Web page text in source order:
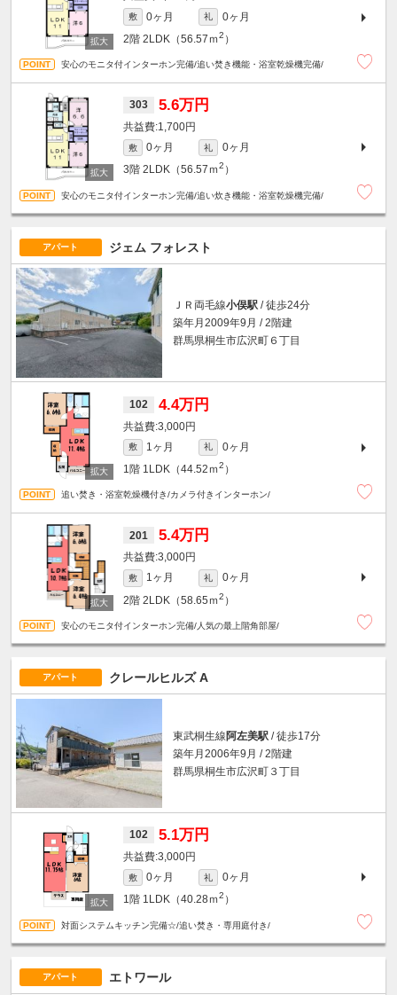
敷 0ヶ月 礼
0ヶ月
2階 2LDK（56.57ｍ2 ）
安心のモニタ付インターホン完備/追い焚き機能・浴室乾燥機完備/
303 5.6万円
1,700円
敷 0ヶ月 礼
0ヶ月
3階 2LDK（56.57ｍ2 ）
安心のモニタ付インターホン完備/追い炊き機能・浴室乾燥機完備/
アパート ジェム フォレスト
ＪＲ両毛線小俣駅 / 徒歩24分
築年月2009年9月 / 2階建
群馬県桐生市広沢町６丁目
102 4.4万円
3,000円
敷 1ヶ月 礼
0ヶ月
1階 1LDK（44.52ｍ2 ）
追い焚き・浴室乾燥機付き/カメラ付きインターホン/
201 5.4万円
3,000円
敷 1ヶ月 礼
0ヶ月
2階 2LDK（58.65ｍ2 ）
安心のモニタ付インターホン完備/人気の最上階角部屋/
アパート クレールヒルズ A
東武桐生線阿左美駅 / 徒歩17分
築年月2006年9月 / 2階建
群馬県桐生市広沢町３丁目
102 5.1万円
3,000円
敷 0ヶ月 礼
0ヶ月
1階 1LDK（40.28ｍ2 ）
対面システムキッチン完備☆/追い焚き・専用庭付き/
アパート エトワール